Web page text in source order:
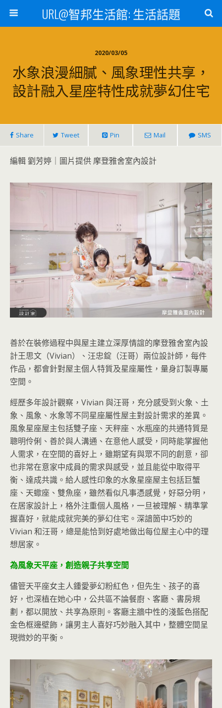
URL@智邦生活館: 生活話題
2020/03/05
水象浪漫細膩、風象理性共享，
設計融入星座特性成就夢幻住宅
Share Tweet Pin Mail SMS
編輯 劉芳婷｜圖片提供 摩登雅舍室內設計
善於在裝修過程中與屋主建立深厚情誼的摩登雅舍室內設
計王思文（Vivian）、汪忠錠（汪哥）兩位設計師，每件
作品，都會針對屋主個人特質及星座屬性，量身訂製專屬
空間。
經歷多年設計觀察，Vivian 與汪哥，充分感受到火象、土
象、風象、水象等不同星座屬性屋主對設計需求的差異。
風象星座屋主包括雙子座、天秤座、水瓶座的共通特質是
聰明伶俐、善於與人溝通、在意他人感受，同時能掌握他
人需求，在空間的喜好上，雖期望有與眾不同的創意，卻
也非常在意家中成員的需求與感受，並且能從中取得平
衡、達成共識。給人感性印象的水象星座屋主包括巨蟹
座、天蠍座、雙魚座，雖然看似凡事憑感覺，好惡分明，
在居家設計上，格外注重個人風格，一旦被理解、精準掌
握喜好，就能成就完美的夢幻住宅。深諳箇中巧妙的
Vivian 和汪哥，總是能恰到好處地做出每位屋主心中的理
想居家。
為風象天平座，創造親子共享空間
儘管天平座女主人鍾愛夢幻粉紅色，但先生、孩子的喜
好，也深植在她心中，公共區不論餐廚、客廳、書房規
劃，都以開放、共享為原則。客廳主牆中性的淺藍色搭配
金色框邊壁飾，讓男主人喜好巧妙融入其中，整體空間呈
現微妙的平衡。